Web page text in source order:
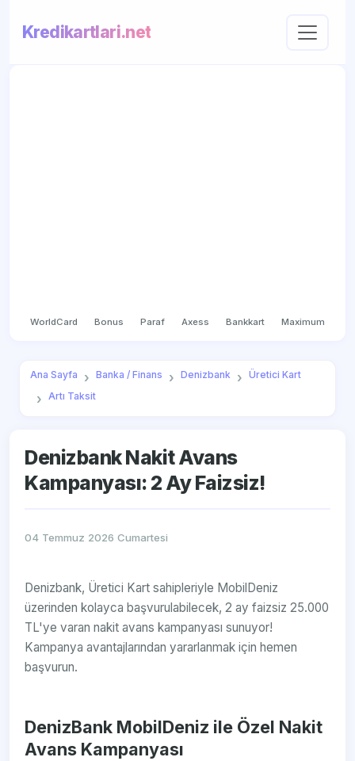
Kredikartlari.net
WorldCard Bonus Paraf Axess Bankkart Maximum
Ana Sayfa Banka / Finans Denizbank
Üretici Kart
Artı Taksit
Denizbank Nakit Avans
Kampanyası: 2 Ay Faizsiz!
04 Temmuz 2026 Cumartesi
Denizbank, Üretici Kart sahipleriyle MobilDeniz
üzerinden kolayca başvurulabilecek, 2 ay faizsiz 25.000
TL'ye varan nakit avans kampanyası sunuyor!
Kampanya avantajlarından yararlanmak için hemen
başvurun.
DenizBank MobilDeniz ile Özel Nakit
Avans Kampanyası